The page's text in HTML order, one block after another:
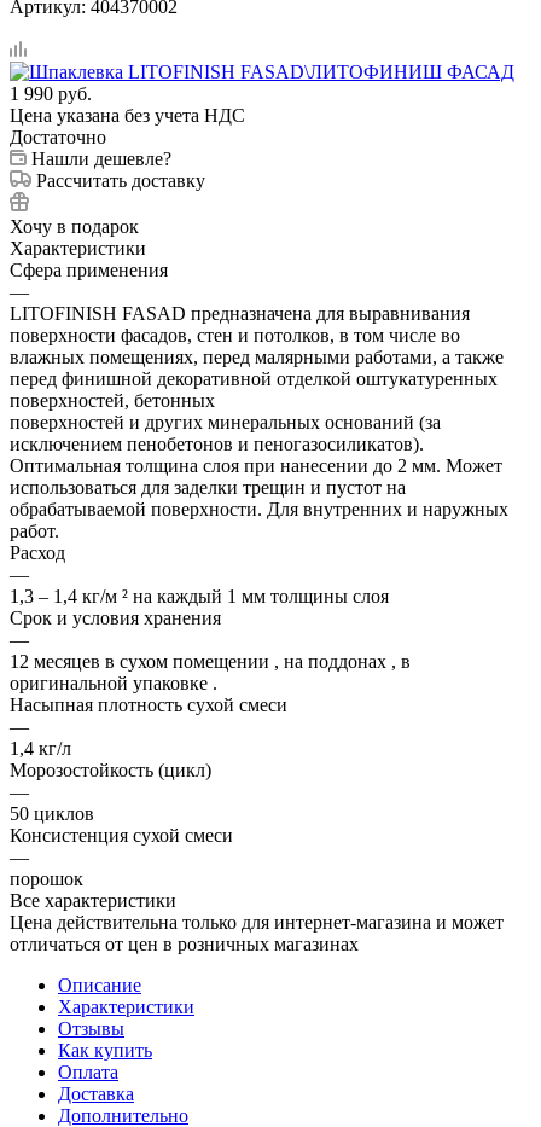
Артикул: 404370002
1 990 руб.
Цена указана без учета НДС
Достаточно
Нашли дешевле?
Рассчитать доставку
Хочу в подарок
Характеристики
Сфера применения
—
LITOFINISH FASAD предназначена для выравнивания
поверхности фасадов, стен и потолков, в том числе во
влажных помещениях, перед малярными работами, а также
перед финишной декоративной отделкой оштукатуренных
поверхностей, бетонных
поверхностей и других минеральных оснований (за
исключением пенобетонов и пеногазосиликатов).
Оптимальная толщина слоя при нанесении до 2 мм. Может
использоваться для заделки трещин и пустот на
обрабатываемой поверхности. Для внутренних и наружных
работ.
Расход
—
1,3 – 1,4 кг/м ² на каждый 1 мм толщины слоя
Срок и условия хранения
—
12 месяцев в сухом помещении , на поддонах , в
оригинальной упаковке .
Насыпная плотность сухой смеси
—
1,4 кг/л
Морозостойкость (цикл)
—
50 циклов
Консистенция сухой смеси
—
порошок
Все характеристики
Цена действительна только для интернет-магазина и может
отличаться от цен в розничных магазинах
Описание
Характеристики
Отзывы
Как купить
Оплата
Доставка
Дополнительно